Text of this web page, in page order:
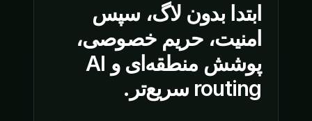
ابتدا بدون لاگ، سپس
امنیت، حریم خصوصی،
پوشش منطقه‌ای و AI
routing سریع‌تر.